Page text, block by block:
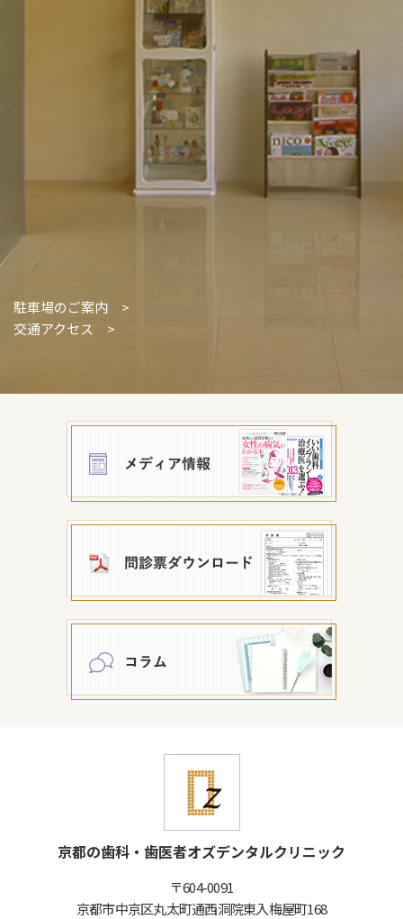
駐車場のご案内 >
交通アクセス >
京都の歯科・歯医者オズデンタルクリニック
〒604-0091
京都市中京区丸太町通西洞院東入梅屋町168